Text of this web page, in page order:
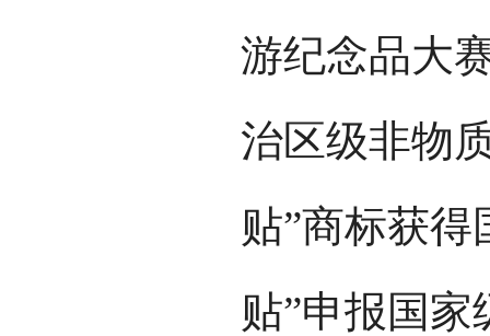
游纪念品大
治区级非物
贴”商标获得
贴”申报国家